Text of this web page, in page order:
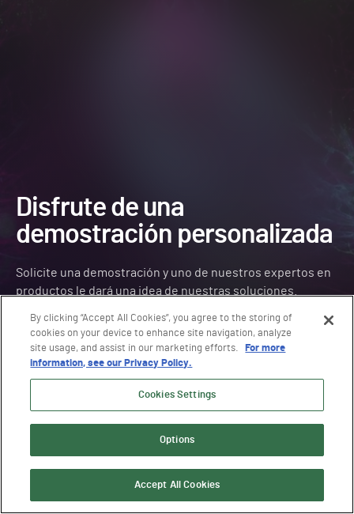
Disfrute de una
demostración personalizada
Solicite una demostración y uno de nuestros expertos en
productos le dará una idea de nuestras soluciones.
SOLICITAR UNA DEMOSTRACIÓN
VISITAR LA PLATAFORMA
Desatar Purple Knight
By clicking “Accept All Cookies”, you agree to the storing of
cookies on your device to enhance site navigation, analyze
site usage, and assist in our marketing efforts.
For more
information, see our Privacy Policy.
Cookies Settings
Options
Accept All Cookies